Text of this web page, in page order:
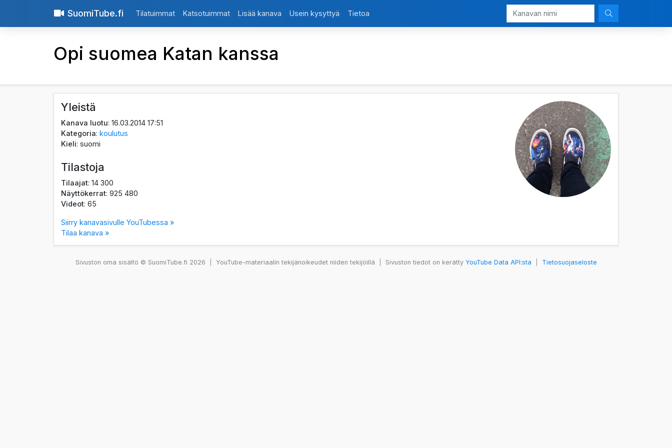
SuomiTube.fi Tilatuimmat Katsotuimmat Lisää kanava Usein kysyttyä Tietoa
Opi suomea Katan kanssa
Yleistä
Kanava luotu: 16.03.2014 17:51
Kategoria:koulutus
Kieli: suomi
Tilastoja
Tilaajat: 14 300
Näyttökerrat: 925 480
Videot: 65
Siirry kanavasivulle YouTubessa »
Tilaa kanava »
Sivuston oma sisältö © SuomiTube.fi 2026 YouTube-materiaalin tekijänoikeudet niiden tekijöillä Sivuston tiedot on kerätty YouTube Data API:sta Tietosuojaseloste